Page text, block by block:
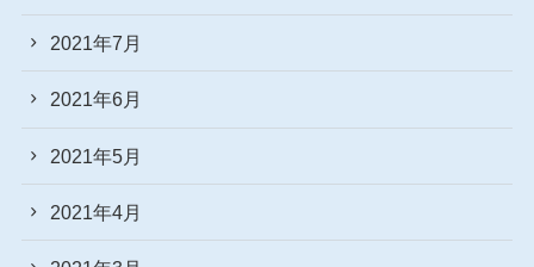
2021年7月
2021年6月
2021年5月
2021年4月